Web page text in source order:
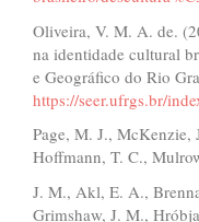
Oliveira, V. M. A. de.
na identidade cultural
e Geográfico do Rio
https://seer.ufrgs.br/
Page, M. J., McKenzie,
Hoffmann, T. C.,
J. M., Akl, E. A.,
Grimshaw, J. M.,